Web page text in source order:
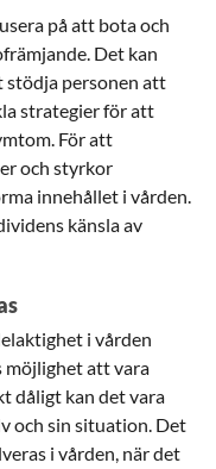
på att bota och
Det kan
stödja personen att
strategier för att
För att
och styrkor
innehållet i vården.
känsla av
i vården
möjlighet att vara
dåligt kan det vara
och sin situation. Det
i vården, när det